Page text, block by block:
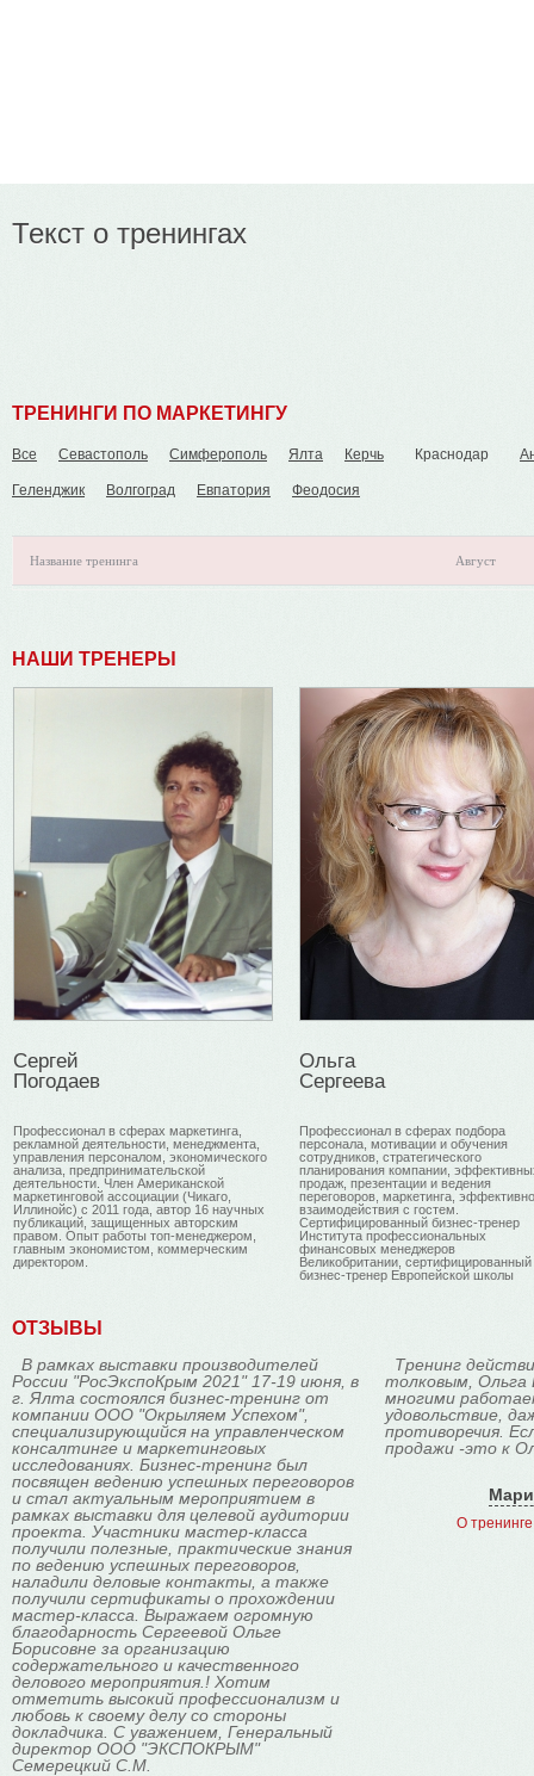
Текст о тренингах
ТРЕНИНГИ ПО МАРКЕТИНГУ
Все Севастополь Симферополь Ялта Керчь Краснодар
Геленджик Волгоград Евпатория Феодосия
Название тренинга Август
НАШИ ТРЕНЕРЫ
Сергей
Погодаев
Профессионал в сферах маркетинга,
рекламной деятельности, менеджмента,
управления персоналом, экономического
анализа, предпринимательской
деятельности. Член Американской
маркетинговой ассоциации (Чикаго,
Иллинойс) с 2011 года, автор 16 научных
публикаций, защищенных авторским
правом. Опыт работы топ-менеджером,
главным экономистом, коммерческим
директором.
Ольга
Сергеева
Профессионал в сферах подбора
персонала, мотивации и обучения
сотрудников, стратегического
планирования компании,
продаж, презентации и ведения
переговоров, маркетинга,
взаимодействия с гостем.
Сертифицированный бизнес-тренер
Института профессиональных
финансовых менеджеров
Великобритании, сертифицированный
бизнес-тренер Европейской школы
(звание учитель-методист, автор двух
учебников) и HR-менеджером крупной
дистрибьюторской компании.
ОТЗЫВЫ
В рамках выставки производителей
России "РосЭкспоКрым 2021" 17-19 июня, в
г. Ялта состоялся бизнес-тренинг от
компании ООО "Окрыляем Успехом",
специализирующийся на управленческом
консалтинге и маркетинговых
исследованиях. Бизнес-тренинг был
посвящен ведению успешных переговоров
и стал актуальным мероприятием в
рамках выставки для целевой аудитории
проекта. Участники мастер-класса
получили полезные, практические знания
по ведению успешных переговоров,
наладили деловые контакты, а также
получили сертификаты о прохождении
мастер-класса. Выражаем огромную
благодарность Сергеевой Ольге
Борисовне за организацию
содержательного и качественного
делового мероприятия.! Хотим
отметить высокий профессионализм и
любовь к своему делу со стороны
докладчика. С уважением, Генеральный
директор ООО "ЭКСПОКРЫМ"
Семерецкий С.М.
Тренинг
толковым, Ольга
многими
удовольствие,
противоречия.
продажи -это к
О